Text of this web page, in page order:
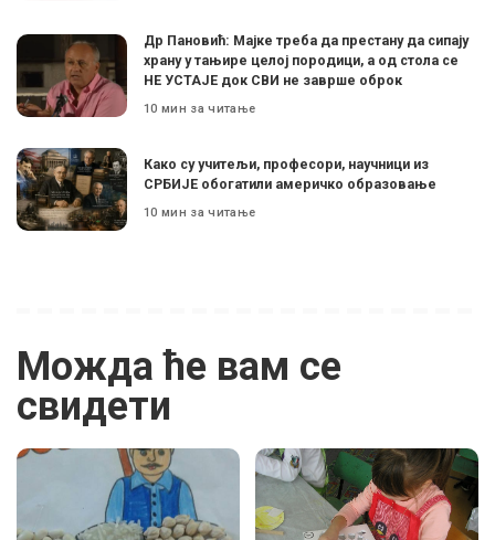
Др Пановић: Мајке треба да престану да сипају
храну у тањире целој породици, а од стола се
НЕ УСТАЈЕ док СВИ не заврше оброк
10 мин за читање
Како су учитељи, професори, научници из
СРБИЈЕ обогатили америчко образовање
10 мин за читање
Можда ће вам се
свидети